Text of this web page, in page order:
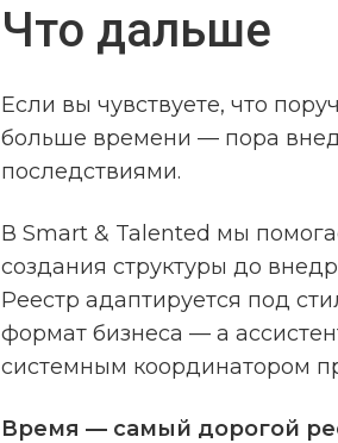
Что дальше
Если вы чувствуете, что
больше времени — пора
последствиями.
В Smart & Talented мы
создания структуры до
Реестр адаптируется под
формат бизнеса — а
системным координатором
Время — самый дорогой